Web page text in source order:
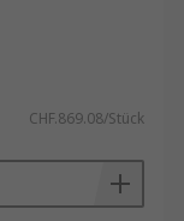
CHF.869.08/Stück